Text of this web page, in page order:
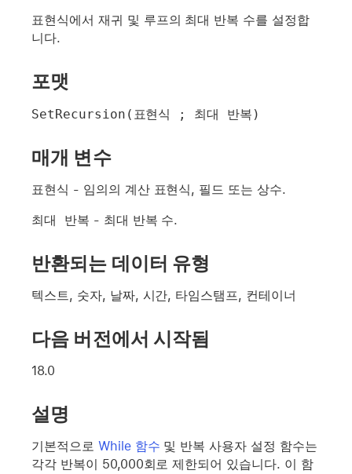
표현식에서 재귀 및 루프의 최대 반복 수를 설정합
니다.
포맷
SetRecursion(표현식 ; 최대 반복)
매개 변수
표현식 - 임의의 계산 표현식, 필드 또는 상수.
최대 반복 - 최대 반복 수.
반환되는 데이터 유형
텍스트, 숫자, 날짜, 시간, 타임스탬프, 컨테이너
다음 버전에서 시작됨
18.0
설명
기본적으로 While 함수 및 반복 사용자 설정 함수는
각각 반복이 50,000회로 제한되어 있습니다. 이 함